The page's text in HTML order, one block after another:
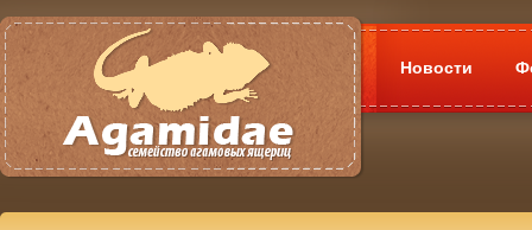
Новости